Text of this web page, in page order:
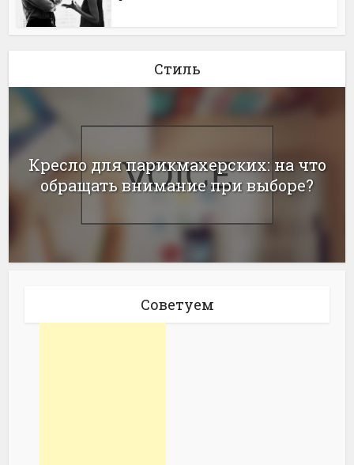
Стиль
Кресло для парикмахерских: на что
обращать внимание при выборе?
Советуем